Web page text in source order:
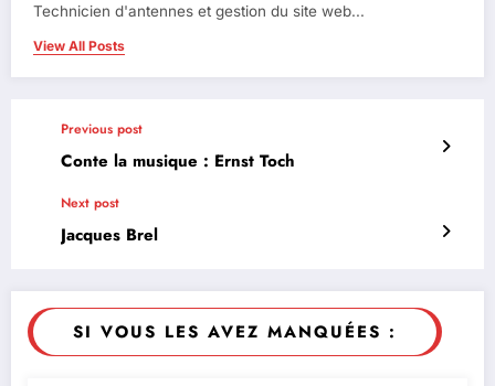
Technicien d'antennes et gestion du site web...
View All Posts
Previous post
Conte la musique : Ernst Toch
Next post
Jacques Brel
SI VOUS LES AVEZ MANQUÉES :